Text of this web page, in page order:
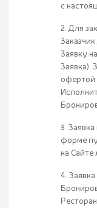
с
2. Для
Заявку
Заявка).
офертой
3.
форме
на
4.